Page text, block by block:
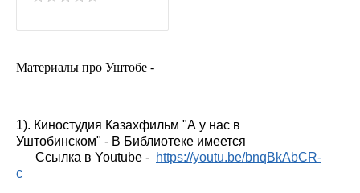
Материалы про Уштобе -
1). Киностудия Казахфильм "А у нас в
Уштобинском" - В Библиотеке имеется
Ссылка в Youtube - https://youtu.be/bnqBkAbCR-
c